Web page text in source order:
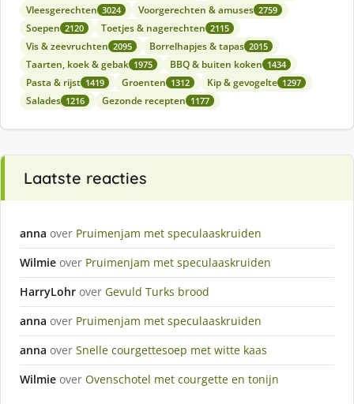
Vleesgerechten 3024 Voorgerechten & amuses 2759
Soepen 2120 Toetjes & nagerechten 2115
Vis & zeevruchten 2095 Borrelhapjes & tapas 2015
Taarten, koek & gebak 1975 BBQ & buiten koken 1434
Pasta & rijst 1419 Groenten 1312 Kip & gevogelte 1297
Salades 1216 Gezonde recepten 1177
Laatste reacties
anna over Pruimenjam met speculaaskruiden
Wilmie over Pruimenjam met speculaaskruiden
HarryLohr over Gevuld Turks brood
anna over Pruimenjam met speculaaskruiden
anna over Snelle courgettesoep met witte kaas
Wilmie over Ovenschotel met courgette en tonijn